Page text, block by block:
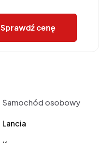
Sprawdź cenę
Samochód osobowy
Lancia